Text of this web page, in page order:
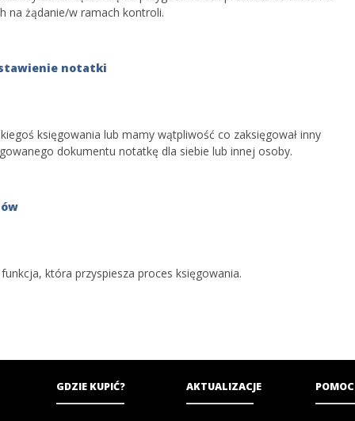
na żądanie/w ramach kontroli.
notatki
księgowania lub mamy wątpliwość co zaksięgował inny
dokumentu notatkę dla siebie lub innej osoby.
która przyspiesza proces księgowania.
GDZIE KUPIĆ? AKTUALIZACJE POMOC